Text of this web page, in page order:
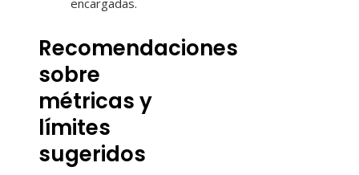
encargadas.
Recomendaciones
sobre
métricas y
límites
sugeridos